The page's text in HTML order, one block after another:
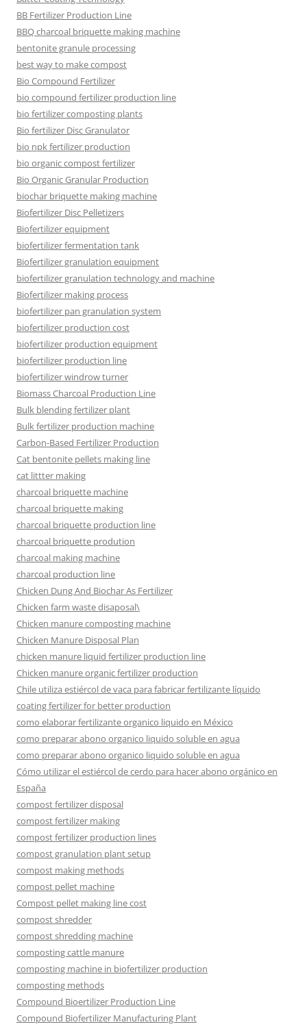
BB Fertilizer Production Line
BBQ charcoal briquette making machine
bentonite granule processing
best way to make compost
Bio Compound Fertilizer
bio compound fertilizer production line
bio fertilizer composting plants
Bio fertilizer Disc Granulator
bio npk fertilizer production
bio organic compost fertilizer
Bio Organic Granular Production
biochar briquette making machine
Biofertilizer Disc Pelletizers
Biofertilizer equipment
biofertilizer fermentation tank
Biofertilizer granulation equipment
biofertilizer granulation technology and machine
Biofertilizer making process
biofertilizer pan granulation system
biofertilizer production cost
biofertilizer production equipment
biofertilizer production line
biofertilizer windrow turner
Biomass Charcoal Production Line
Bulk blending fertilizer plant
Bulk fertilizer production machine
Carbon-Based Fertilizer Production
Cat bentonite pellets making line
cat littter making
charcoal briquette machine
charcoal briquette making
charcoal briquette production line
charcoal briquette prodution
charcoal making machine
charcoal production line
Chicken Dung And Biochar As Fertilizer
Chicken farm waste disaposal\
Chicken manure composting machine
Chicken Manure Disposal Plan
chicken manure liquid fertilizer production line
Chicken manure organic fertilizer production
Chile utiliza estiércol de vaca para fabricar fertilizante líquido
coating fertilizer for better production
como elaborar fertilizante organico liquido en México
como preparar abono organico liquido soluble en agua
como preparar abono organico liquido soluble en agua
Cómo utilizar el estiércol de cerdo para hacer abono orgánico en
España
compost fertilizer disposal
compost fertilizer making
compost fertilizer production lines
compost granulation plant setup
compost making methods
compost pellet machine
Compost pellet making line cost
compost shredder
compost shredding machine
composting cattle manure
composting machine in biofertilizer production
composting methods
Compound Bioertilizer Production Line
Compound Biofertilizer Manufacturing Plant